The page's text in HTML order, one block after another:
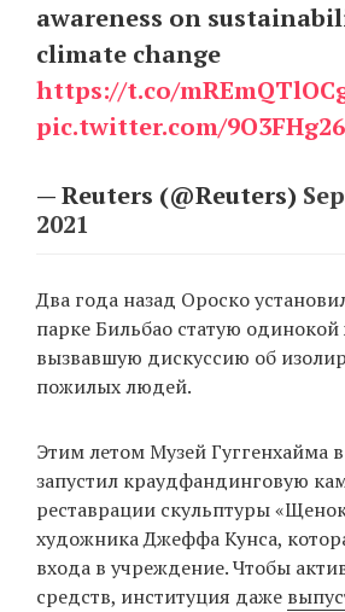
awareness on
climate change
https://t.co/
pic.twitter.com/
— Reuters (@Reuters)
2021
Два года назад Ороско
парке Бильбао статую
вызвавшую дискуссию об
пожилых людей.
Этим летом Музей Гуггенхайма
запустил краудфандинговую
реставрации скульптуры
художника Джеффа Кунса,
входа в учреждение. Чтобы
средств, институция даже